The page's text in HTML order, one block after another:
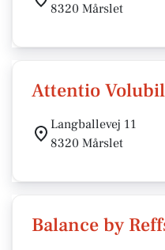
8320 Mårslet
Attentio
Langballevej 11
8320 Mårslet
Balance by